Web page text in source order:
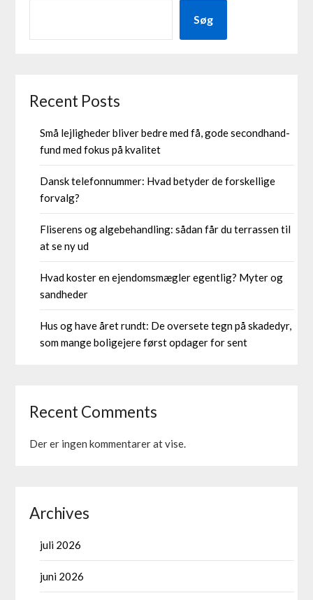
Søg
Recent Posts
Små lejligheder bliver bedre med få, gode secondhand-
fund med fokus på kvalitet
Dansk telefonnummer: Hvad betyder de forskellige
forvalg?
Fliserens og algebehandling: sådan får du terrassen til
at se ny ud
Hvad koster en ejendomsmægler egentlig? Myter og
sandheder
Hus og have året rundt: De oversete tegn på skadedyr,
som mange boligejere først opdager for sent
Recent Comments
Der er ingen kommentarer at vise.
Archives
juli 2026
juni 2026